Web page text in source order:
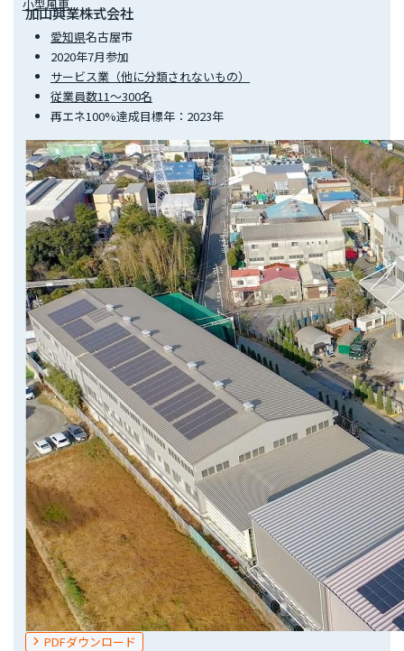
小型風車
加山興業株式会社
愛知県名古屋市
2020年7月参加
サービス業（他に分類されないもの）
従業員数11～300名
再エネ100%達成目標年：2023年
PDFダウンロード